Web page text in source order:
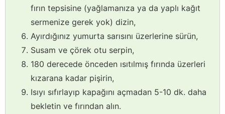
fırın tepsisine (yağlamanıza ya da yaplı kağıt
sermenize gerek yok) dizin,
Ayırdığınız yumurta sarısını üzerlerine sürün,
Susam ve çörek otu serpin,
180 derecede önceden ısıtılmış fırında üzerleri
kızarana kadar pişirin,
Isıyı sıfırlayıp kapağını açmadan 5-10 dk. daha
bekletin ve fırından alın.